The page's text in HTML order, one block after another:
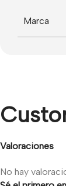
Marca
Valoraciones
No hay